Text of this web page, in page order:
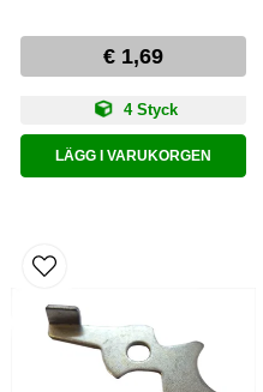
€ 1,69
4 Styck
LÄGG I VARUKORGEN